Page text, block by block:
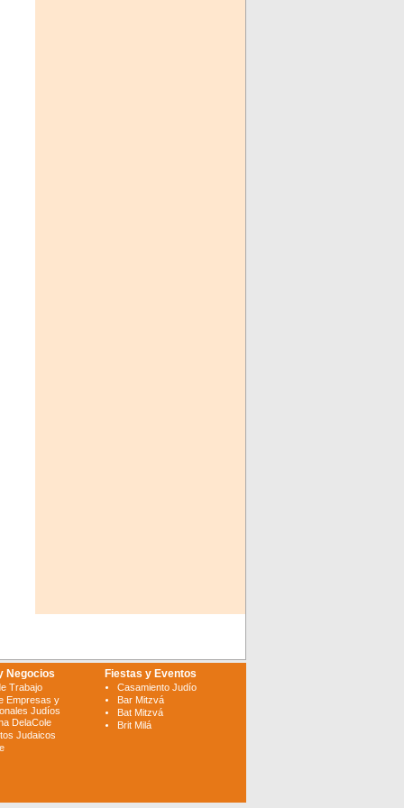
Negocios
Trabajo
Empresas y
Judíos
DelaCole
Judaicos
Fiestas y Eventos
Casamiento Judío
Bar Mitzvá
Bat Mitzvá
Brit Milá